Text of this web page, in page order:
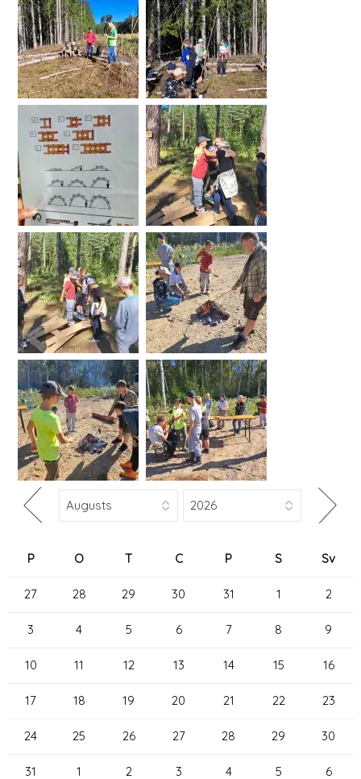
P O T C P S Sv
27 28 29 30 31 1 2
3 4 5 6 7 8 9
10 11 12 13 14 15 16
17 18 19 20 21 22 23
24 25 26 27 28 29 30
31 1 2 3 4 5 6